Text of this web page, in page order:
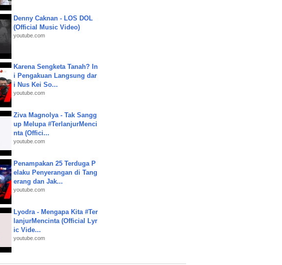
Denny Caknan - LOS DOL
(Official Music Video)
youtube.com
Karena Sengketa Tanah? In
i Pengakuan Langsung dar
i Nus Kei So...
youtube.com
Ziva Magnolya - Tak Sangg
up Melupa #TerlanjurMenci
nta (Offici...
youtube.com
Penampakan 25 Terduga P
elaku Penyerangan di Tang
erang dan Jak...
youtube.com
Lyodra - Mengapa Kita #Ter
lanjurMencinta (Official Lyr
ic Vide...
youtube.com